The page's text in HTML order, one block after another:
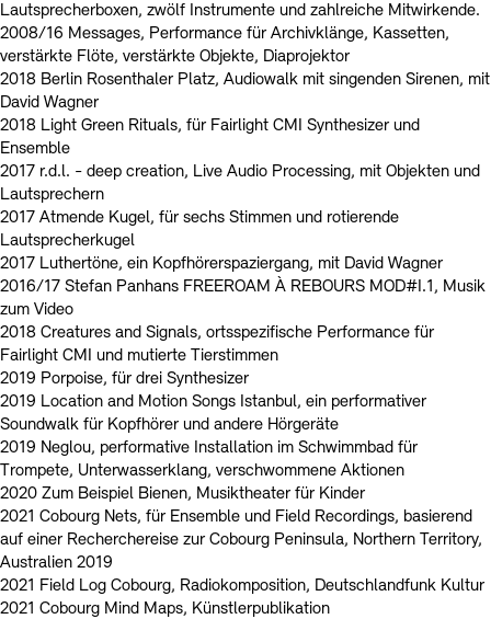
Lautsprecherboxen, zwölf Instrumente und zahlreiche Mitwirkende.
2008/16 Messages, Performance für Archivklänge, Kassetten,
verstärkte Flöte, verstärkte Objekte, Diaprojektor
2018 Berlin Rosenthaler Platz, Audiowalk mit singenden Sirenen, mit
David Wagner
2018 Light Green Rituals, für Fairlight CMI Synthesizer und
Ensemble
2017 r.d.l. - deep creation, Live Audio Processing, mit Objekten und
Lautsprechern
2017 Atmende Kugel, für sechs Stimmen und rotierende
Lautsprecherkugel
2017 Luthertöne, ein Kopfhörerspaziergang, mit David Wagner
2016/17 Stefan Panhans FREEROAM À REBOURS MOD#I.1, Musik
zum Video
2018 Creatures and Signals, ortsspezifische Performance für
Fairlight CMI und mutierte Tierstimmen
2019 Porpoise, für drei Synthesizer
2019 Location and Motion Songs Istanbul, ein performativer
Soundwalk für Kopfhörer und andere Hörgeräte
2019 Neglou, performative Installation im Schwimmbad für
Trompete, Unterwasserklang, verschwommene Aktionen
2020 Zum Beispiel Bienen, Musiktheater für Kinder
2021 Cobourg Nets, für Ensemble und Field Recordings, basierend
auf einer Recherchereise zur Cobourg Peninsula, Northern Territory,
Australien 2019
2021 Field Log Cobourg, Radiokomposition, Deutschlandfunk Kultur
2021 Cobourg Mind Maps, Künstlerpublikation